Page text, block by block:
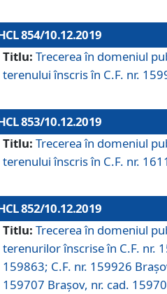
854/10.12.2019
Titlu: Trecerea în domeniul
terenului înscris în C.F. nr.
853/10.12.2019
Titlu: Trecerea în domeniul
terenului înscris în C.F. nr.
852/10.12.2019
Titlu: Trecerea în domeniul
terenurilor înscrise în C.F. nr.
159863; C.F. nr. 159926
159707 Brașov, nr. cad.